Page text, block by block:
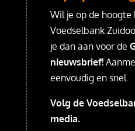
Wil je op de hoogte
Voedselbank
je dan aan voor de
nieuwsbrief!
eenvoudig en snel.
Volg de
media.